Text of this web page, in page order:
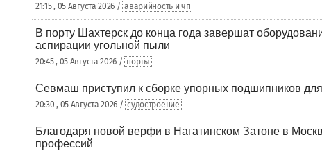
21:15 , 05 Августа 2026 / аварийность и чп
В порту Шахтерск до конца года завершат
аспирации угольной пыли
20:45 , 05 Августа 2026 / порты
Севмаш приступил к сборке упорных подшипников
20:30 , 05 Августа 2026 / судостроение
Благодаря новой верфи в Нагатинском Затоне в
профессий